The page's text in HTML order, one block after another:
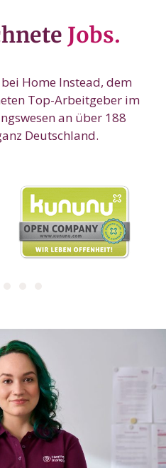
Jobs.
Home Instead, dem
Top-Arbeitgeber im
an über 188
Deutschland.